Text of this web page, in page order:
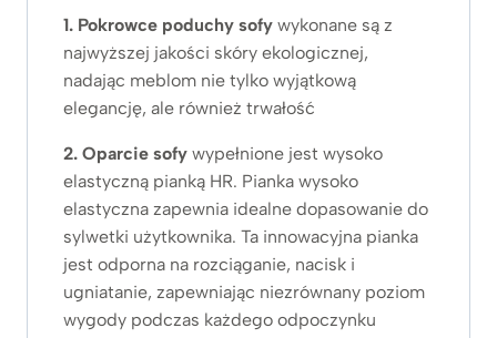
1. Pokrowce poduchy sofy wykonane są z
najwyższej jakości skóry ekologicznej,
nadając meblom nie tylko wyjątkową
elegancję, ale również trwałość
2. Oparcie sofy wypełnione jest wysoko
elastyczną pianką HR. Pianka wysoko
elastyczna zapewnia idealne dopasowanie do
sylwetki użytkownika. Ta innowacyjna pianka
jest odporna na rozciąganie, nacisk i
ugniatanie, zapewniając niezrównany poziom
wygody podczas każdego odpoczynku